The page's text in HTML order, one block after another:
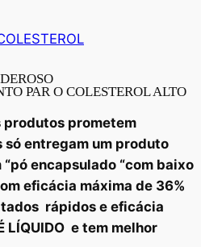
PAR O COLESTEROL ALTO
produtos prometem
só entregam um produto
encapsulado “com baixo
eficácia máxima de 36%
rápidos e eficácia
LÍQUIDO e tem melhor